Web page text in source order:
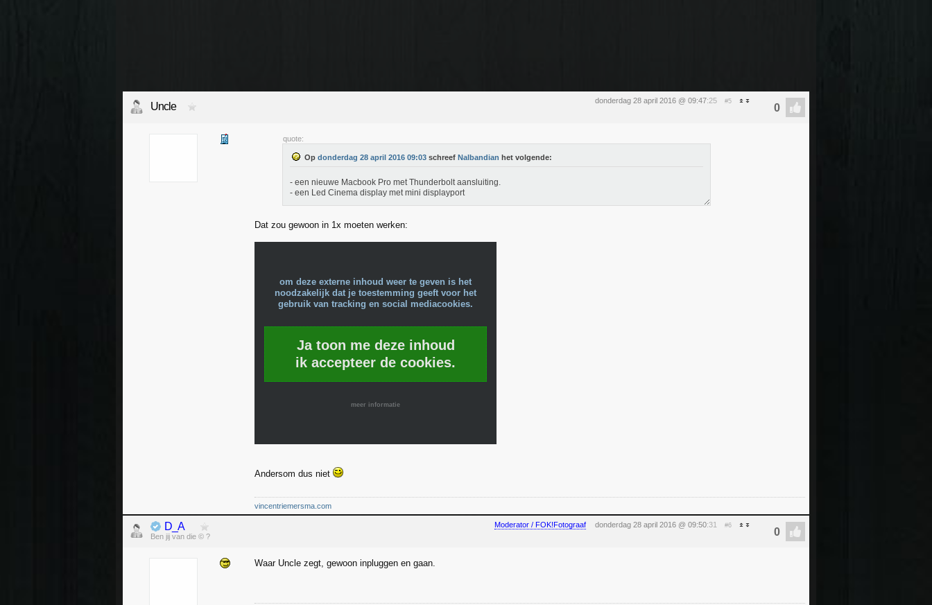
donderdag 28 april 2016 @ 09:47:25 #5
Uncle
quote:
Op donderdag 28 april 2016 09:03 schreef Nalbandian het volgende:
- een nieuwe Macbook Pro met Thunderbolt aansluiting.
- een Led Cinema display met mini displayport
Dat zou gewoon in 1x moeten werken:
om deze externe inhoud weer te geven is het
noodzakelijk dat je toestemming geeft voor het
gebruik van tracking en social mediacookies.
Ja toon me deze inhoud
ik accepteer de cookies.
meer informatie
Andersom dus niet
vincentriemersma.com
Moderator / FOK!Fotograaf donderdag 28 april 2016 @ 09:50:31 #6
D_A
Ben jij van die © ?
Waar Uncle zegt, gewoon inpluggen en gaan.